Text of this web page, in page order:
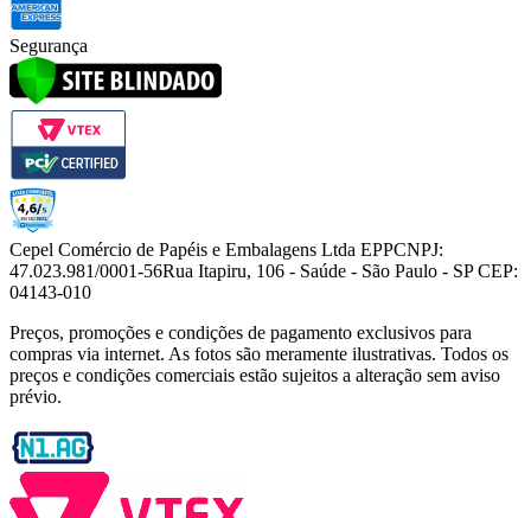
Segurança
Cepel Comércio de Papéis e Embalagens Ltda EPPCNPJ:
47.023.981/0001-56Rua Itapiru, 106 - Saúde - São Paulo - SP CEP:
04143-010
Preços, promoções e condições de pagamento exclusivos para
compras via internet. As fotos são meramente ilustrativas. Todos os
preços e condições comerciais estão sujeitos a alteração sem aviso
prévio.